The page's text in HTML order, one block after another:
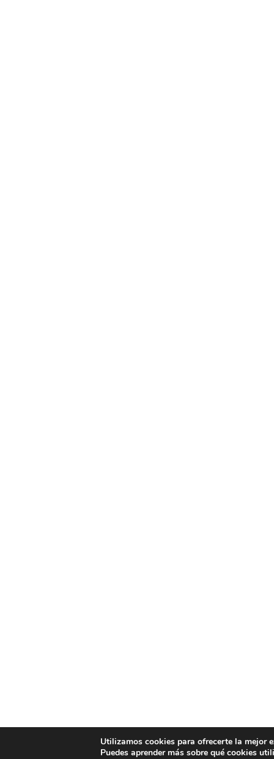
Utilizamos cookies para ofrecerte la mejor
Puedes aprender más sobre qué cookies